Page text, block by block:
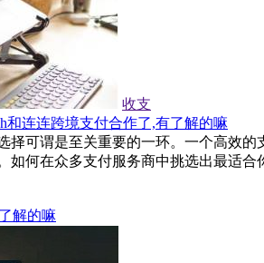
收支
和连连跨境支付合作了,有了解的嘛
择可谓是至关重要的一环。一个高效
如何在众多支付服务商中挑选出最适
解的嘛